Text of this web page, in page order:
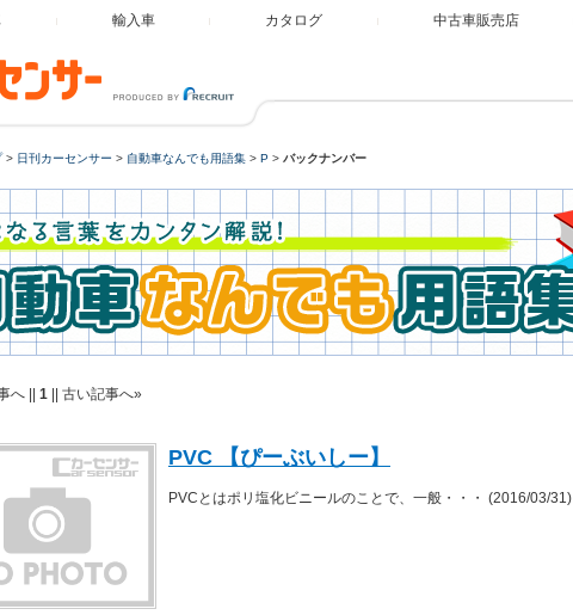
輸入車 カタログ 中古車販売店
> 日刊カーセンサー > 自動車なんでも用語集 > P > バックナンバー
へ 1 古い記事へ»
PVC 【ぴーぶいしー】
PVCとはポリ塩化ビニールのことで、一般・・・ (2016/03/31)